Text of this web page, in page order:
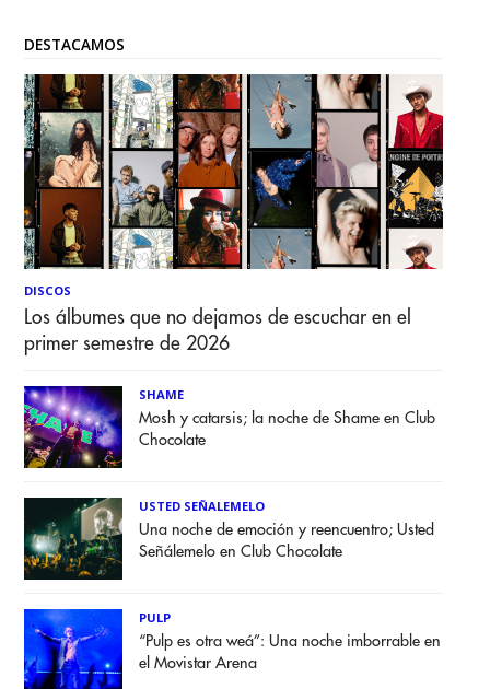
DESTACAMOS
DISCOS
Los álbumes que no dejamos de escuchar en el
primer semestre de 2026
SHAME
Mosh y catarsis; la noche de Shame en Club
Chocolate
USTED SEÑALEMELO
Una noche de emoción y reencuentro; Usted
Señálemelo en Club Chocolate
PULP
“Pulp es otra weá”: Una noche imborrable en
el Movistar Arena